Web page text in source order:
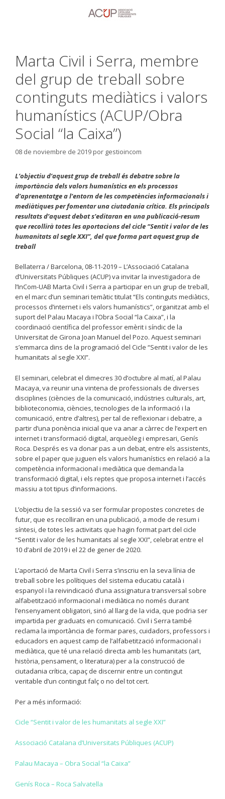
Marta Civil i Serra, membre
del grup de treball sobre
continguts mediàtics i valors
humanístics (ACUP/Obra
Social “la Caixa”)
08 de noviembre de 2019por gestioincom
L’objectiu d’aquest grup de treball és debatre sobre la
importància dels valors humanístics en els processos
d’aprenentatge a l’entorn de les competències informacionals i
mediàtiques per fomentar una ciutadania crítica. Els principals
resultats d’aquest debat s’editaran en una publicació-resum
que recollirà totes les aportacions del cicle “Sentit i valor de les
humanitats al segle XXI”, del que forma part aquest grup de
treball
Bellaterra / Barcelona, 08-11-2019 – L’Associació Catalana
d’Universitats Públiques (ACUP) va invitar la investigadora de
l’InCom-UAB Marta Civil i Serra a participar en un grup de treball,
en el marc d’un seminari temàtic titulat “Els continguts mediàtics,
processos d’internet i els valors humanístics”, organitzat amb el
suport del Palau Macaya i l’Obra Social “la Caixa”, i la
coordinació científica del professor emèrit i síndic de la
Universitat de Girona Joan Manuel del Pozo. Aquest seminari
s’emmarca dins de la programació del Cicle “Sentit i valor de les
humanitats al segle XXI”.
El seminari, celebrat el dimecres 30 d’octubre al matí, al Palau
Macaya, va reunir una vintena de professionals de diverses
disciplines (ciències de la comunicació, indústries culturals, art,
biblioteconomia, ciències, tecnologies de la informació i la
comunicació, entre d’altres), per tal de reflexionar i debatre, a
partir d’una ponència inicial que va anar a càrrec de l’expert en
internet i transformació digital, arqueòleg i empresari, Genís
Roca. Després es va donar pas a un debat, entre els assistents,
sobre el paper que juguen els valors humanístics en relació a la
competència informacional i mediàtica que demanda la
transformació digital, i els reptes que proposa internet i l’accés
massiu a tot tipus d’informacions.
L’objectiu de la sessió va ser formular propostes concretes de
futur, que es recolliran en una publicació, a mode de resum i
síntesi, de totes les activitats que hagin format part del cicle
“Sentit i valor de les humanitats al segle XXI”, celebrat entre el
10 d’abril de 2019 i el 22 de gener de 2020.
L’aportació de Marta Civil i Serra s’inscriu en la seva línia de
treball sobre les polítiques del sistema educatiu català i
espanyol i la reivindicació d’una assignatura transversal sobre
alfabetització informacional i mediàtica no només durant
l’ensenyament obligatori, sinó al llarg de la vida, que podria ser
impartida per graduats en comunicació. Civil i Serra també
reclama la importància de formar pares, cuidadors, professors i
educadors en aquest camp de l’alfabetització informacional i
mediàtica, que té una relació directa amb les humanitats (art,
història, pensament, o literatura) per a la construcció de
ciutadania crítica, capaç de discernir entre un contingut
veritable d’un contingut falç o no del tot cert.
Per a més informació:
Cicle “Sentit i valor de les humanitats al segle XXI”
Associació Catalana d’Universitats Públiques (ACUP)
Palau Macaya – Obra Social “la Caixa”
Genís Roca – Roca Salvatella